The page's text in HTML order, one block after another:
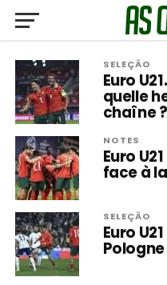
SELEÇÃO
Euro
quelle
chaîne ?
NOTES
Euro
face à
SELEÇÃO
Euro
Pologne